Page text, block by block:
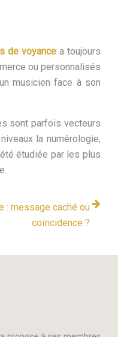
de voyancea toujours
ou personnalisés
musicien face à son
sont parfois vecteurs
la numérologie,
étudiée par les plus
: message caché ou
coïncidence ?